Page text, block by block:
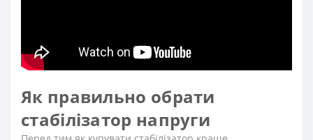
Як правильно обрати
стабілізатор напруги